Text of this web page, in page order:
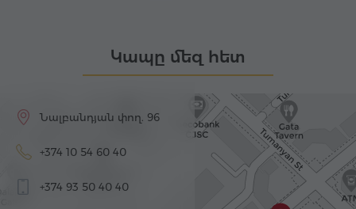
Կապը մեզ հետ
Նալբանդյան փող. 96
+374 10 54 60 40
+374 93 50 40 40